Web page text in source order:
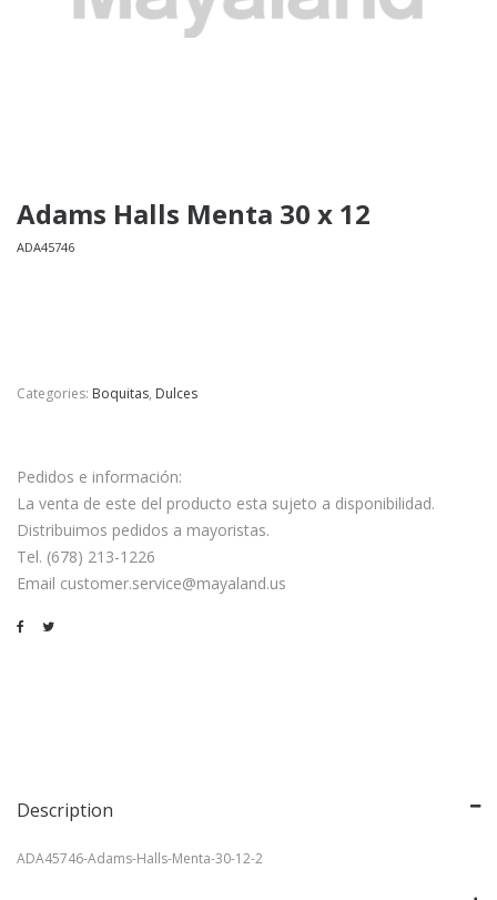
Adams Halls Menta 30 x 12
ADA45746
Categories: Boquitas, Dulces
Pedidos e información:
La venta de este del producto esta sujeto a disponibilidad.
Distribuimos pedidos a mayoristas.
Tel. (678) 213-1226
Email customer.service@mayaland.us
Description
ADA45746-Adams-Halls-Menta-30-12-2